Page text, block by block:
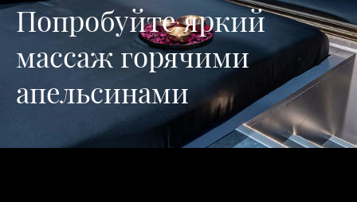
Попробуйте яркий
массаж горячими
апельсинами